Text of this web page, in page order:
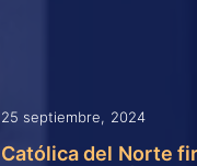
25 septiembre, 2024
Católica del Norte